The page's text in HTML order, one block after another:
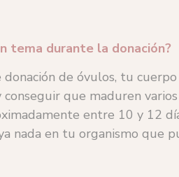
tema durante la donación?
de óvulos, tu
que maduren
entre 10 y 12
nada en tu organismo que